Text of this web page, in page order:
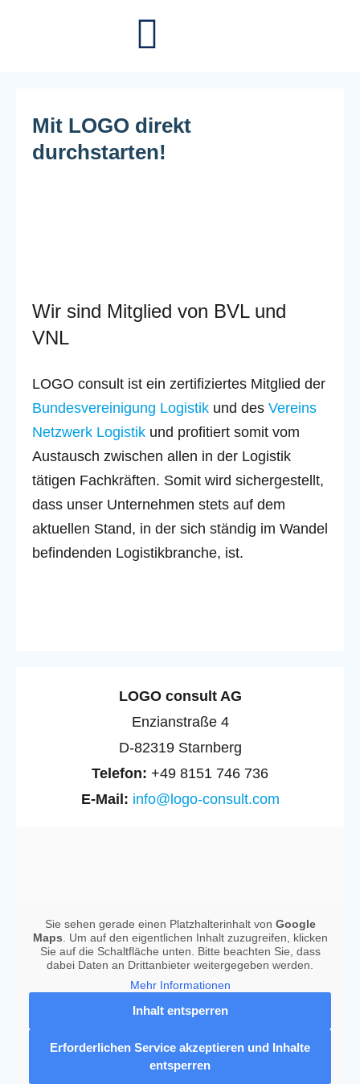
Mit LOGO direkt
durchstarten!
Wir sind Mitglied von BVL und
VNL
LOGO consult ist ein zertifiziertes Mitglied der
Bundesvereinigung Logistik und des Vereins
Netzwerk Logistik und profitiert somit vom
Austausch zwischen allen in der Logistik
tätigen Fachkräften. Somit wird sichergestellt,
dass unser Unternehmen stets auf dem
aktuellen Stand, in der sich ständig im Wandel
befindenden Logistikbranche, ist.
LOGO consult AG
Enzianstraße 4
D-82319 Starnberg
Telefon: +49 8151 746 736
E-Mail: info@logo-consult.com
Sie sehen gerade einen Platzhalterinhalt von Google
Maps . Um auf den eigentlichen Inhalt zuzugreifen, klicken
Sie auf die Schaltfläche unten. Bitte beachten Sie, dass
dabei Daten an Drittanbieter weitergegeben werden.
Mehr Informationen
Inhalt entsperren
Erforderlichen Service akzeptieren und Inhalte
entsperren